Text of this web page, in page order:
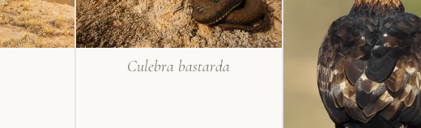
Culebra bastarda